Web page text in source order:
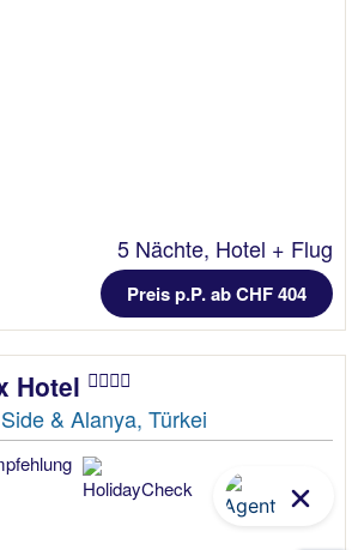
5 Nächte, Hotel + Flug
Preis p.P. ab CHF 404
Hotel
& Alanya, Türkei